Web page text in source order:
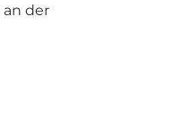
an der